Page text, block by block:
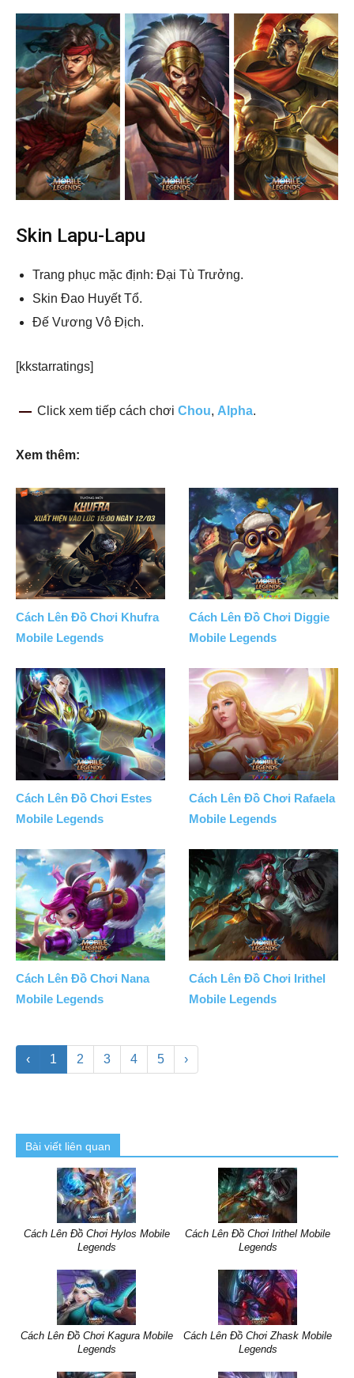
Skin Lapu-Lapu
Trang phục mặc định: Đại Tù Trưởng.
Skin Đao Huyết Tổ.
Đế Vương Vô Địch.
[kkstarratings]
Click xem tiếp cách chơi Chou, Alpha.
Xem thêm:
Cách Lên Đồ Chơi Khufra
Mobile Legends
Cách Lên Đồ Chơi Diggie
Mobile Legends
Cách Lên Đồ Chơi Estes
Mobile Legends
Cách Lên Đồ Chơi Rafaela
Mobile Legends
Cách Lên Đồ Chơi Nana
Mobile Legends
Cách Lên Đồ Chơi Irithel
Mobile Legends
‹ 1 2 3 4 5 ›
Bài viết liên quan
Cách Lên Đồ Chơi Hylos Mobile
Legends
Cách Lên Đồ Chơi Irithel Mobile
Legends
Cách Lên Đồ Chơi Kagura Mobile
Legends
Cách Lên Đồ Chơi Zhask Mobile
Legends